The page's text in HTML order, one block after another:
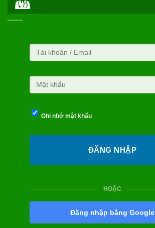
Ghi nhớ mật khẩu
HOẶC
Đăng nhập bằng Google